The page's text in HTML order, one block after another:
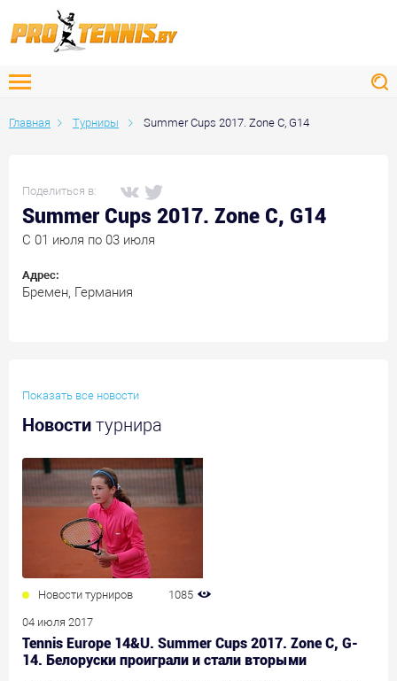
Главная Турниры Summer Cups 2017. Zone C, G14
Поделиться в:
Summer Cups 2017. Zone C, G14
C 01 июля по 03 июля
Адрес:
Бремен, Германия
Показать все новости
Новости турнира
Новости турниров 1085
04 июля 2017
Tennis Europe 14&U. Summer Cups 2017. Zone C, G-
14. Белоруски проиграли и стали вторыми